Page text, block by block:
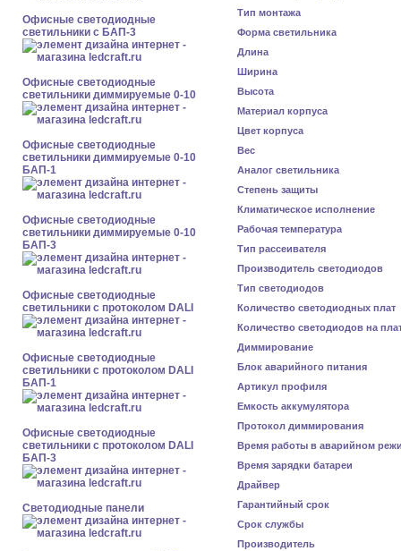
Офисные светодиодные
светильники с БАП-3
Офисные светодиодные
светильники диммируемые 0-10
Офисные светодиодные
светильники диммируемые 0-10
БАП-1
Офисные светодиодные
светильники диммируемые 0-10
БАП-3
Офисные светодиодные
светильники с протоколом DALI
Офисные светодиодные
светильники с протоколом DALI
БАП-1
Офисные светодиодные
светильники с протоколом DALI
БАП-3
Cветодиодные панели
Тип монтажа
Форма светильника
Длина
Ширина
Высота
Материал корпуса
Цвет корпуса
Вес
Аналог светильника
Степень защиты
Климатическое исполнение
Рабочая температура
Тип рассеивателя
Производитель светодиодов
Тип светодиодов
Количество светодиодных плат
Количество светодиодов на
Диммирование
Блок аварийного питания
Артикул профиля
Емкость аккумулятора
Протокол диммирования
Время работы в аварийном
Время зарядки батареи
Драйвер
Гарантийный срок
Срок службы
Производитель